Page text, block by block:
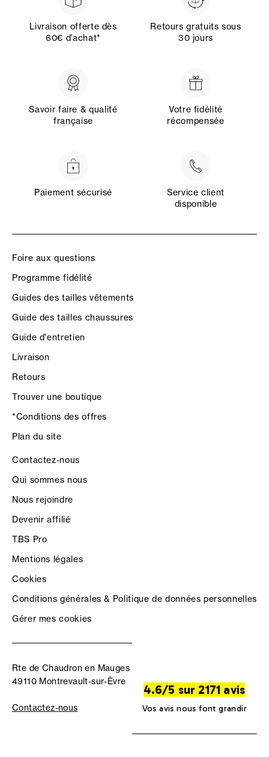
Livraison offerte dès
60€ d’achat*
Retours gratuits sous
30 jours
Savoir faire & qualité
française
Votre fidélité
récompensée
Paiement sécurisé
Service client
disponible
Foire aux questions
Programme fidélité
Guides des tailles vêtements
Guide des tailles chaussures
Guide d'entretien
Livraison
Retours
Trouver une boutique
*Conditions des offres
Plan du site
Contactez-nous
Qui sommes nous
Nous rejoindre
Devenir affilié
TBS Pro
Mentions légales
Cookies
Conditions générales & Politique de données personnelles
Gérer mes cookies
Rte de Chaudron en Mauges
49110 Montrevault-sur-Èvre
Contactez-nous
4.6/5 sur 2171 avis
Vos avis nous font grandir